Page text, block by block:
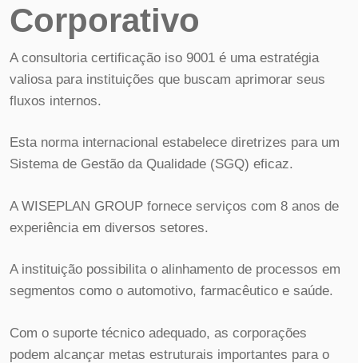
Corporativo
A consultoria certificação iso 9001 é uma estratégia
valiosa para instituições que buscam aprimorar seus
fluxos internos.
Esta norma internacional estabelece diretrizes para um
Sistema de Gestão da Qualidade (SGQ) eficaz.
A WISEPLAN GROUP fornece serviços com 8 anos de
experiência em diversos setores.
A instituição possibilita o alinhamento de processos em
segmentos como o automotivo, farmacêutico e saúde.
Com o suporte técnico adequado, as corporações
podem alcançar metas estruturais importantes para o